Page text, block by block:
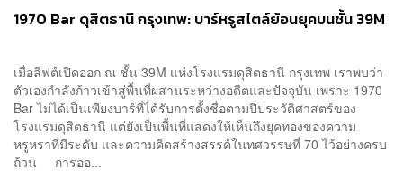
1970 Bar ดุสิตธานี กรุงเทพ: บาร์หรูสไตล์ย้อนยุคบนชั้น 39M
เมื่อลิฟต์เปิดออก ณ ชั้น 39M แห่งโรงแรมดุสิตธานี กรุงเทพ เราพบว่า
ตัวเองกำลังก้าวเข้าสู่พื้นที่ผสานระหว่างอดีตและปัจจุบัน เพราะ 1970
Bar ไม่ได้เป็นเพียงบาร์ที่ได้รับการตั้งชื่อตามปีประวัติศาสตร์ของ
โรงแรมดุสิตธานี แต่ยังเป็นพื้นที่แสดงให้เห็นถึงยุคทองของความ
หรูหราที่มีระดับ และความคิดสร้างสรรค์ในทศวรรษที่ 70 ไว้อย่างครบ
ถ้วน การออ...